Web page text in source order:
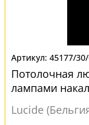
45177/
Потолочная
лампами
Lucide